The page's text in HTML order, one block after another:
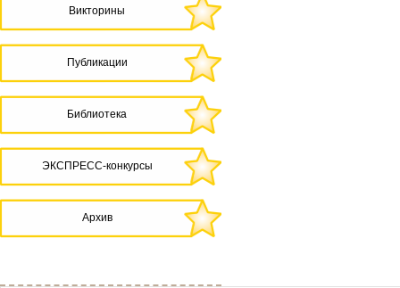
Викторины
Публикации
Библиотека
ЭКСПРЕСС-конкурсы
Архив